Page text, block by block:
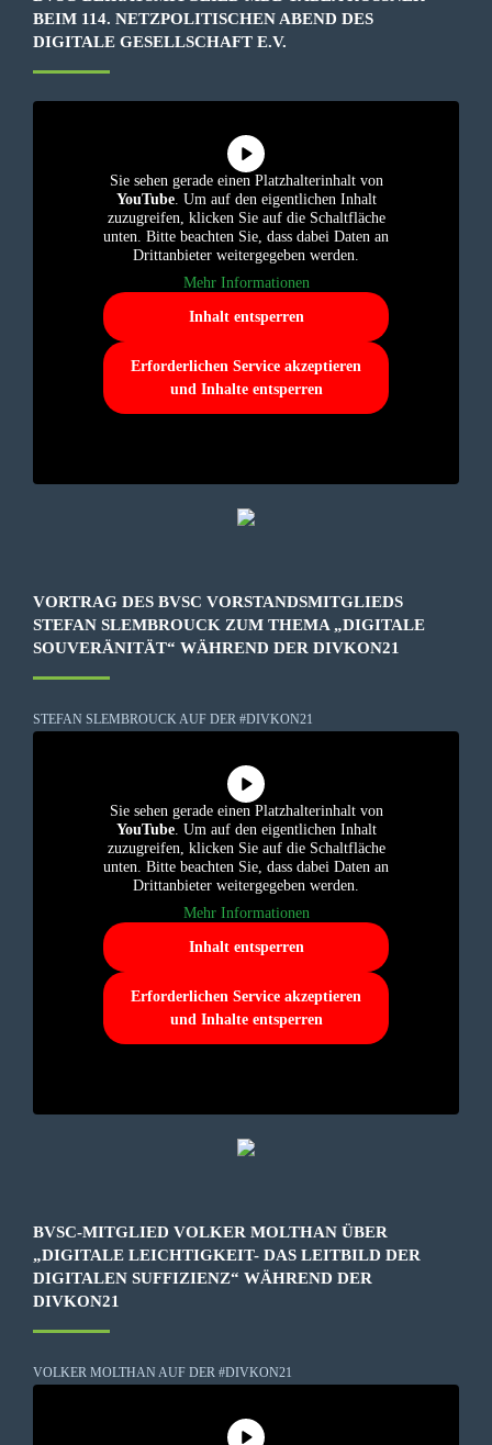
EIM 114. NETZPOLITISCHEN ABEND DES D
IGITALE GESELLSCHAFT E.V.
Sie sehen gerade einen Platzhalterinhalt von
YouTube. Um auf den eigentlichen Inhalt
zuzugreifen, klicken Sie auf die Schaltfläche
unten. Bitte beachten Sie, dass dabei Daten an
Drittanbieter weitergegeben werden.
Mehr Informationen
Inhalt entsperren
Erforderlichen Service akzeptieren
und Inhalte entsperren
VORTRAG DES BVSC VORSTANDSMITGLIEDS
STEFAN SLEMBROUCK ZUM THEMA „DIGITALE
SOUVERÄNITÄT“ WÄHREND DER DIVKON21
STEFAN SLEMBROUCK AUF DER #DIVKON21
Sie sehen gerade einen Platzhalterinhalt von
YouTube. Um auf den eigentlichen Inhalt
zuzugreifen, klicken Sie auf die Schaltfläche
unten. Bitte beachten Sie, dass dabei Daten an
Drittanbieter weitergegeben werden.
Mehr Informationen
Inhalt entsperren
Erforderlichen Service akzeptieren
und Inhalte entsperren
BVSC-MITGLIED VOLKER MOLTHAN ÜBER
„DIGITALE LEICHTIGKEIT- DAS LEITBILD DER
DIGITALEN SUFFIZIENZ“ WÄHREND DER
DIVKON21
VOLKER MOLTHAN AUF DER #DIVKON21